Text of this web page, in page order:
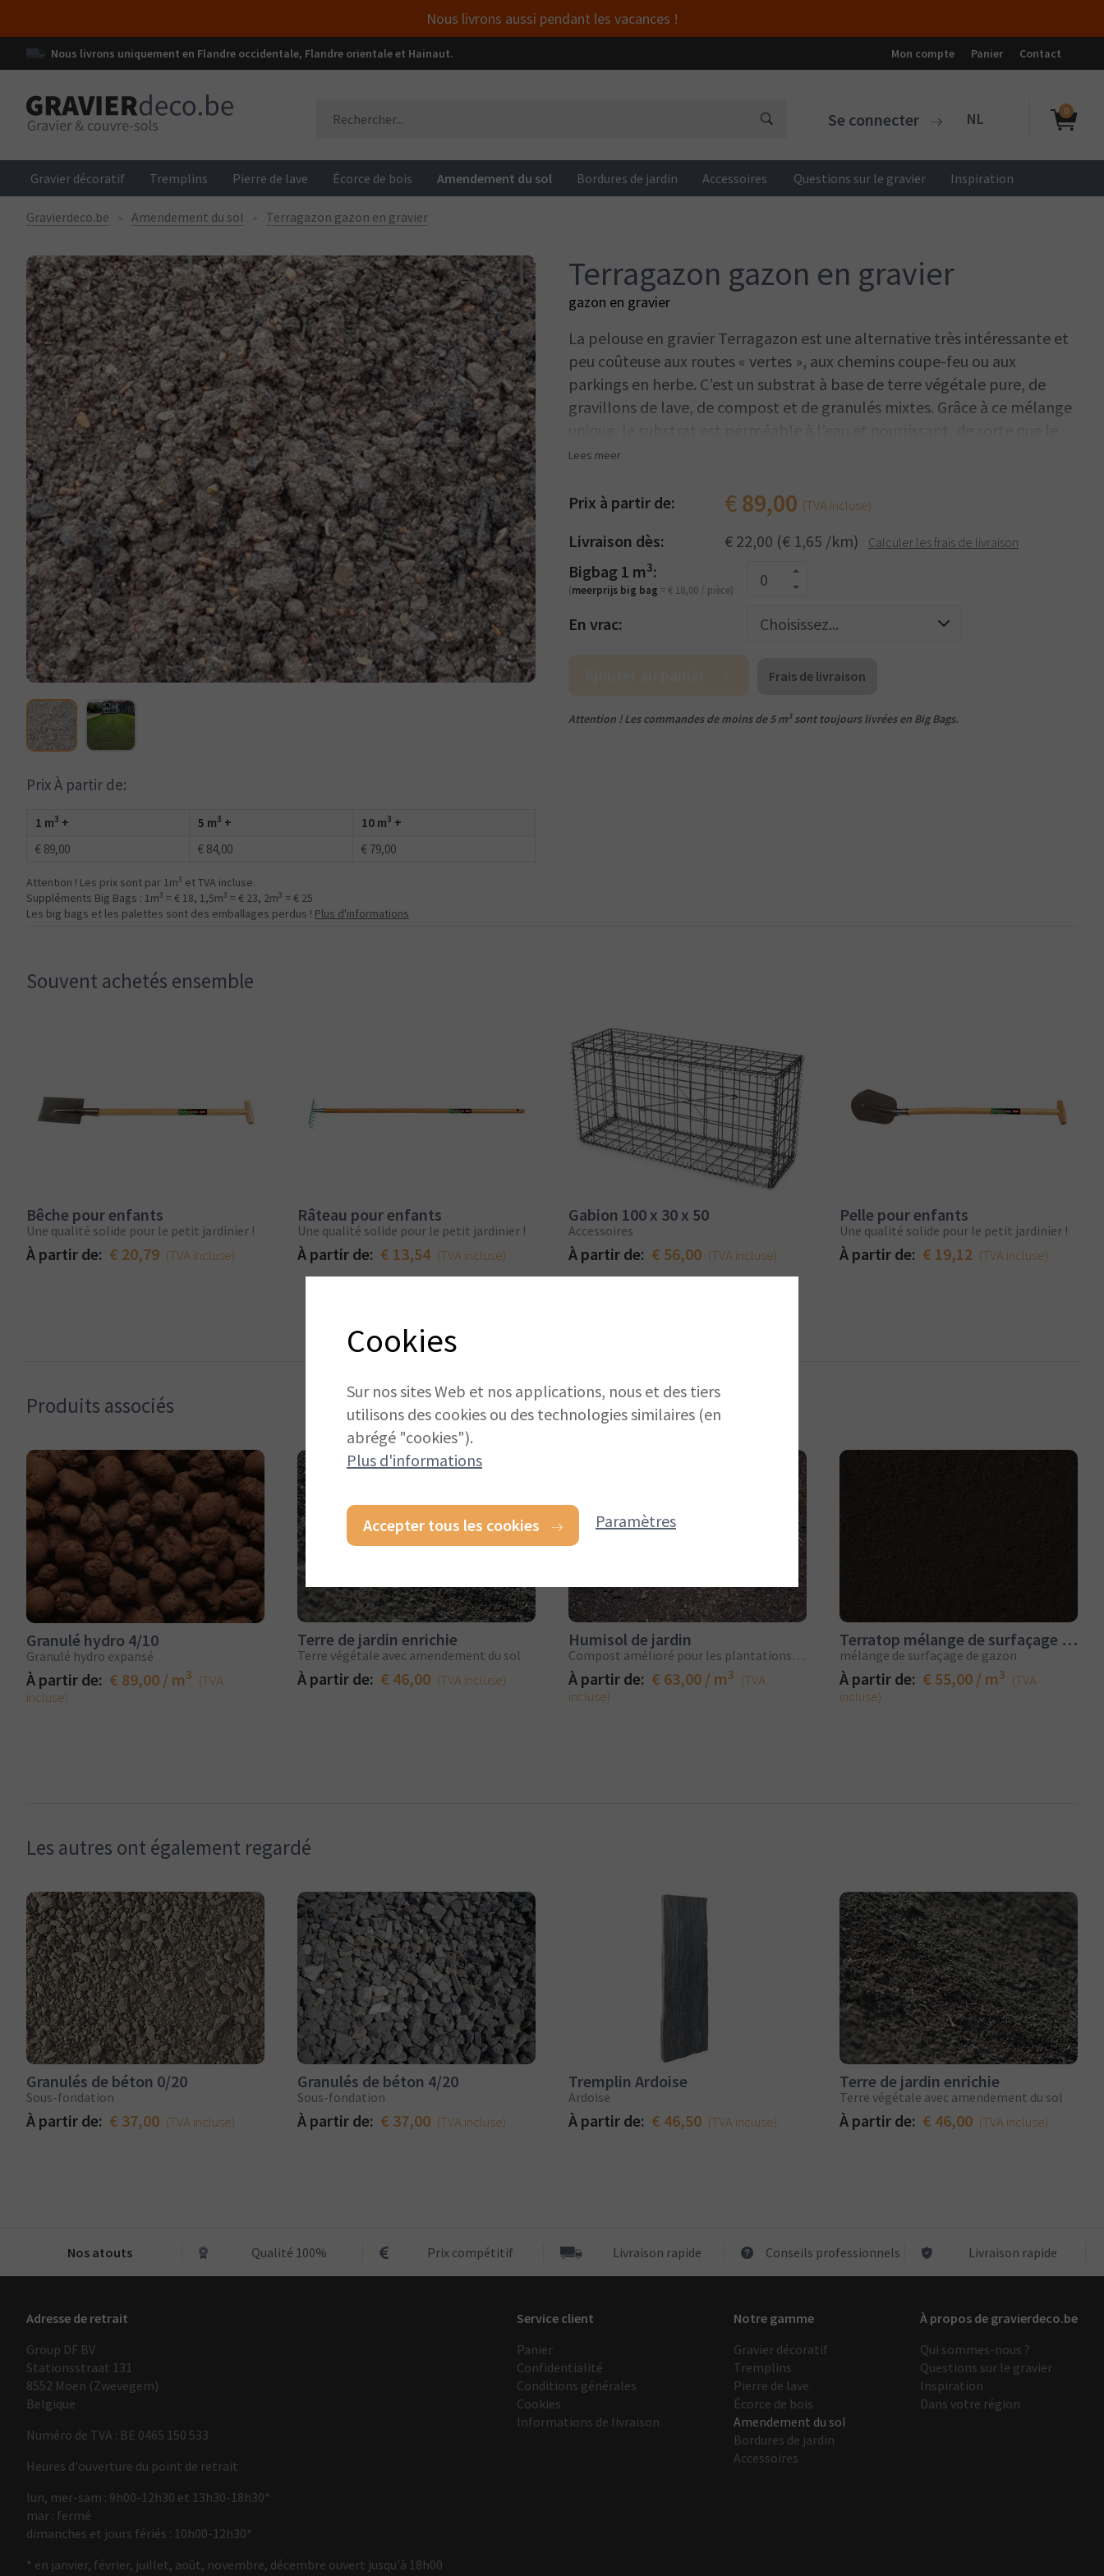
Nous livrons aussi pendant les vacances !
Nous livrons uniquement en Flandre occidentale, Flandre orientale et Hainaut. Mon compte Panier Contact
Se connecter NL 0
Gravier décoratif Tremplins Pierre de lave Écorce de bois Amendement du sol Bordures de jardin Accessoires Questions sur le gravier Inspiration
Gravierdeco.be Amendement du sol Terragazon gazon en gravier
Prix À partir de:
1 m3 + 5 m3 + 10 m3 +
€ 89,00
€ 84,00 € 79,00
Attention ! Les prix sont par 1m3 et TVA incluse.
Suppléments Big Bags : 1m3 = € 18, 1,5m3 = € 23, 2m3 = € 25
Les big bags et les palettes sont des emballages perdus ! Plus d'informations
Terragazon gazon en gravier
gazon en gravier
La pelouse en gravier Terragazon est une alternative très intéressante et
peu coûteuse aux routes « vertes », aux chemins coupe-feu ou aux
parkings en herbe. C’est un substrat à base de terre végétale pure, de
gravillons de lave, de compost et de granulés mixtes. Grâce à ce mélange
sol assure une bonne germination et croissance des plantes herbacées.
suffisamment d’eau, résistent au gel et ont une capacité de charge élevée.
Grindkopen.be choisit de ne pas mélanger les graines de gazon dans les
substrats à l’avance. Nous recommandons de semer la pelouse en gravier
pendant le traitement pour un résultat optimal et économique.
Lees meer
Prix ​​à partir de: €89,00 (TVA incluse)
Livraison dès: € 22,00 (€ 1,65 /km) Calculer les frais de livraison
Bigbag 1 m3:
(meerprijs big bag = € 18,00 / pièce)
En vrac:
Frais de livraison
Attention ! Les commandes de moins de 5 m3sont toujours livrées en Big Bags.
Souvent achetés ensemble
Bêche pour enfants
Une qualité solide pour le petit jardinier !
À partir de: € 20,79 (TVA incluse)
Râteau pour enfants
Une qualité solide pour le petit jardinier !
À partir de: € 13,54 (TVA incluse)
Gabion 100 x 30 x 50
Accessoires
À partir de: € 56,00 (TVA incluse)
Pelle pour enfants
Une qualité solide pour le petit jardinier !
À partir de: € 19,12 (TVA incluse)
Produits associés
Granulé hydro 4/10
Granulé hydro expansé
À partir de: € 89,00 / m3 (TVA
incluse)
Terre de jardin enrichie
Terre végétale avec amendement du sol
À partir de: € 46,00 (TVA incluse)
Humisol de jardin
Compost amélioré pour les plantations et l’aménagement paysager des pelouses
À partir de: € 63,00 / m3 (TVA
incluse)
Terratop mélange de surfaçage de gazon
mélange de surfaçage de gazon
À partir de: € 55,00 / m3 (TVA
incluse)
Les autres ont également regardé
Granulés de béton 0/20
Sous-fondation
À partir de: € 37,00 (TVA incluse)
Granulés de béton 4/20
Sous-fondation
À partir de: € 37,00 (TVA incluse)
Tremplin Ardoise
Ardoise
À partir de: € 46,50 (TVA incluse)
Terre de jardin enrichie
Terre végétale avec amendement du sol
À partir de: € 46,00 (TVA incluse)
Nos atouts Qualité 100% Prix compétitif Livraison rapide Conseils professionnels Livraison rapide
Adresse de retrait
Group DF BV
Stationsstraat 131
8552 Moen (Zwevegem)
Belgique
Numéro de TVA : BE 0465 150 533
Heures d'ouverture du point de retrait
lun, mer-sam : 9h00-12h30 et 13h30-18h30*
mar : fermé
dimanches et jours fériés : 10h00-12h30*
* en janvier, février, juillet, août, novembre, décembre ouvert jusqu'à 18h00
Service client
Panier
Confidentialité
Conditions générales
Cookies
Informations de livraison
Notre gamme
Gravier décoratif
Tremplins
Pierre de lave
Écorce de bois
Amendement du sol
Bordures de jardin
Accessoires
À propos de gravierdeco.be
Qui sommes-nous ?
Questions sur le gravier
Inspiration
Dans votre région
Cookies
Sur nos sites Web et nos applications, nous et des tiers
utilisons des cookies ou des technologies similaires (en
abrégé "cookies").
Plus d'informations
Accepter tous les cookies Paramètres